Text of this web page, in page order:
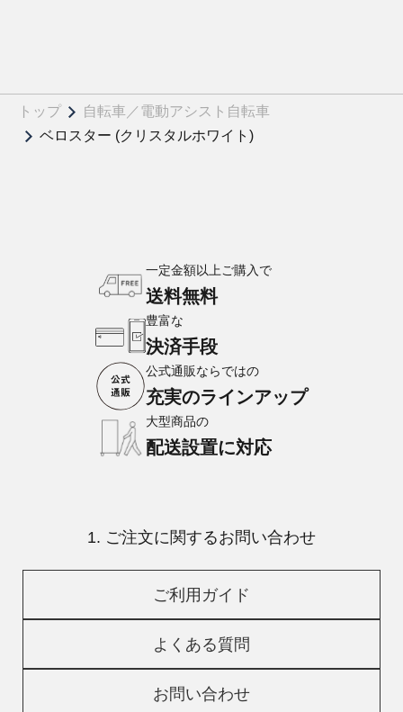
トップ
自転車／電動アシスト自転車
ベロスター (クリスタルホワイト)
一定金額以上ご購入で
送料無料
豊富な
決済手段
公式通販ならではの
充実のラインアップ
大型商品の
配送設置に対応
1. ご注文に関するお問い合わせ
ご利用ガイド
よくある質問
お問い合わせ